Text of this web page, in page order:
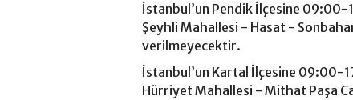
İstanbul’un Pendik İlçesine 09:00-
Şeyhli Mahallesi - Hasat -
verilmeyecektir.
İstanbul’un Kartal İlçesine 09:00-
Hürriyet Mahallesi - Mithat Paşa